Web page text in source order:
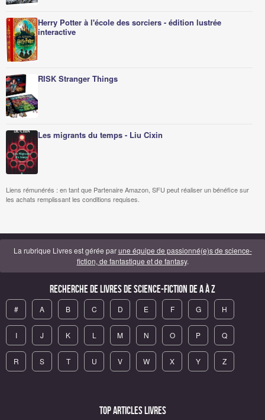
Herry Potter à l'école des sorciers - édition lustrée
interactive
RISK Stranger Things
Les migrants du temps - Liu Cixin
Liens rémunérés : en tant que Partenaire Amazon, SFU peut réaliser un bénéfice sur
les achats remplissant les conditions requises.
La rubrique Livres est gérée parune équipe de passionné(e)s de science-
fiction, de fantastique et de fantasy.
Recherche de Livres de science-fiction de A à Z
# A B C D E F G H
I J K L M N O P Q
R S T U V W X Y Z
Top articles Livres